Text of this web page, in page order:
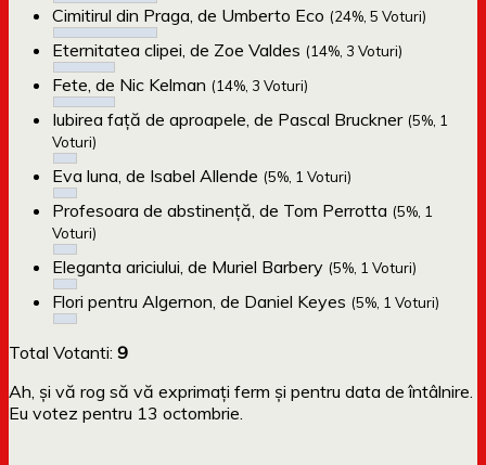
Cimitirul din Praga, de Umberto Eco (24%, 5 Voturi)
Eternitatea clipei, de Zoe Valdes (14%, 3 Voturi)
Fete, de Nic Kelman (14%, 3 Voturi)
Iubirea față de aproapele, de Pascal Bruckner (5%, 1
Voturi)
Eva luna, de Isabel Allende (5%, 1 Voturi)
Profesoara de abstinență, de Tom Perrotta (5%, 1
Voturi)
Eleganta ariciului, de Muriel Barbery (5%, 1 Voturi)
Flori pentru Algernon, de Daniel Keyes (5%, 1 Voturi)
Total Votanti: 9
Ah, și vă rog să vă exprimați ferm și pentru data de întâlnire.
Eu votez pentru 13 octombrie.